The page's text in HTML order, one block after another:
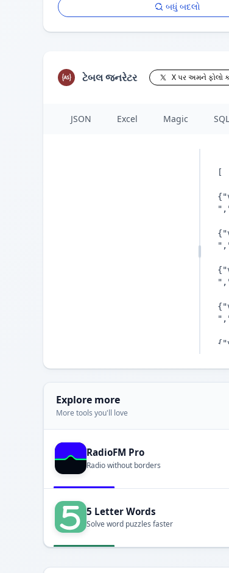
બધું બદલો
ટેબલ જનરેટર X પર અમને ફોલો
JSON Excel Magic SQL
Explore more
More tools you'll love
RadioFM Pro
Radio without borders
5 Letter Words
Solve word puzzles faster